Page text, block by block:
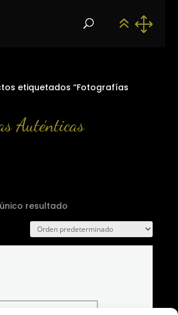
etiquetados “Fotografías
Auténticas
resultado